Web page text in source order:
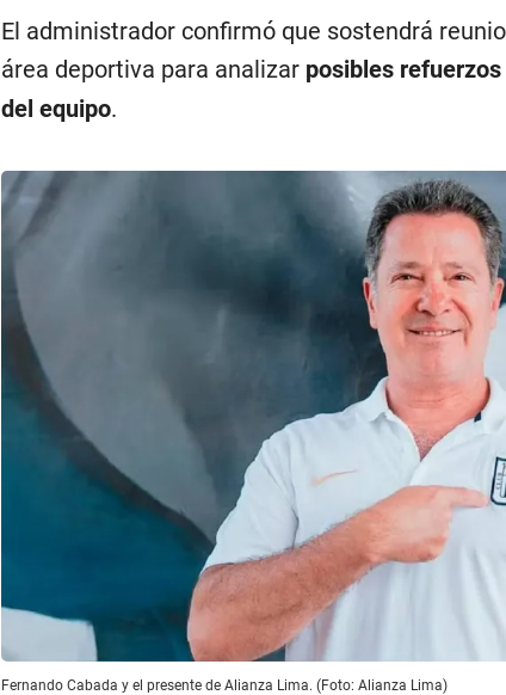
El administrador confirmó que sostendrá
área deportiva para analizar posibles
del equipo.
Fernando Cabada y el presente de Alianza Lima. (Foto: Alianza Lima)